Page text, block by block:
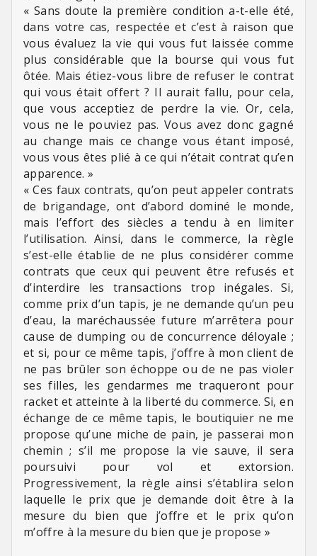
« Sans doute la première condition a-t-elle été,
dans votre cas, respectée et c’est à raison que
vous évaluez la vie qui vous fut laissée comme
plus considérable que la bourse qui vous fut
ôtée. Mais étiez-vous libre de refuser le contrat
qui vous était offert ? Il aurait fallu, pour cela,
que vous acceptiez de perdre la vie. Or, cela,
vous ne le pouviez pas. Vous avez donc gagné
au change mais ce change vous étant imposé,
vous vous êtes plié à ce qui n’était contrat qu’en
apparence. »
« Ces faux contrats, qu’on peut appeler contrats
de brigandage, ont d’abord dominé le monde,
mais l’effort des siècles a tendu à en limiter
l’utilisation. Ainsi, dans le commerce, la règle
s’est-elle établie de ne plus considérer comme
contrats que ceux qui peuvent être refusés et
d’interdire les transactions trop inégales. Si,
comme prix d’un tapis, je ne demande qu’un peu
d’eau, la maréchaussée future m’arrêtera pour
cause de dumping ou de concurrence déloyale ;
et si, pour ce même tapis, j’offre à mon client de
ne pas brûler son échoppe ou de ne pas violer
ses filles, les gendarmes me traqueront pour
racket et atteinte à la liberté du commerce. Si, en
échange de ce même tapis, le boutiquier ne me
propose qu’une miche de pain, je passerai mon
chemin ; s’il me propose la vie sauve, il sera
poursuivi pour vol et extorsion.
Progressivement, la règle ainsi s’établira selon
laquelle le prix que je demande doit être à la
mesure du bien que j’offre et le prix qu’on
m’offre à la mesure du bien que je propose »